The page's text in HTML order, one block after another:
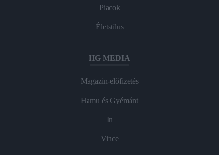
Piacok
Életstílus
HG MEDIA
Magazin-előfizetés
Hamu és Gyémánt
In
Vince